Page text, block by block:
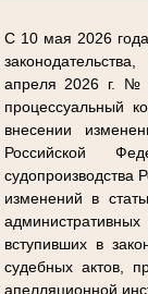
С 10 мая 2026
апреля 2026 г. №
процессуальный
внесении
Российской
изменений в
вступивших в
судебных актов,
апелляционной